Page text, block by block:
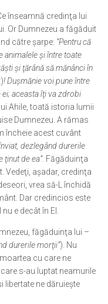
înseamnă credinţa lui
Or Dumnezeu a făgăduit
către şarpe: “Pentru că
animalele şi între toate
şi ţărână să mănânci în
! Duşmănie voi pune între
aceasta îţi va zdrobi
Ahile, toată istoria lumii
Dumnezeu. A rămas
încheie acest cuvânt
dezlegând durerile
ţinut de ea”. Făgăduinţa
Vedeţi, aşadar, credinţa
vrea să-L închidă
Dar credincios este
e decât în El.
făgăduinţa lui –
durerile morţii”). Nu
cu care ne
s-au luptat neamurile
libertate ne dăruieşte